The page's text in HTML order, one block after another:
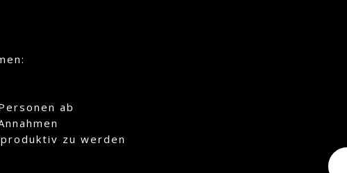
ab
zu werden